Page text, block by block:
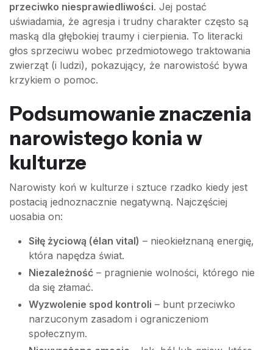
przeciwko niesprawiedliwości. Jej postać
uświadamia, że agresja i trudny charakter często są
maską dla głębokiej traumy i cierpienia. To literacki
głos sprzeciwu wobec przedmiotowego traktowania
zwierząt (i ludzi), pokazujący, że narowistość bywa
krzykiem o pomoc.
Podsumowanie znaczenia
narowistego konia w
kulturze
Narowisty koń w kulturze i sztuce rzadko kiedy jest
postacią jednoznacznie negatywną. Najczęściej
uosabia on:
Siłę życiową (élan vital) – nieokiełznaną energię,
która napędza świat.
Niezależność – pragnienie wolności, którego nie
da się złamać.
Wyzwolenie spod kontroli – bunt przeciwko
narzuconym zasadom i ograniczeniom
społecznym.